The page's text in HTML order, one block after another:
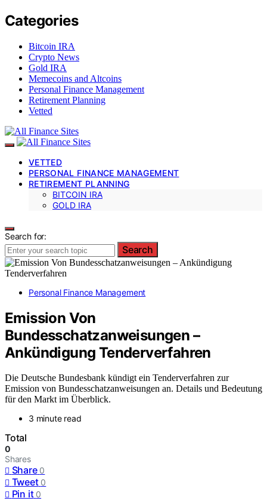
Categories
Bitcoin IRA
Crypto News
Gold IRA
Memecoins and Altcoins
Personal Finance Management
Retirement Planning
Vetted
VETTED
PERSONAL FINANCE MANAGEMENT
RETIREMENT PLANNING
BITCOIN IRA
GOLD IRA
Search for:
Search
Personal Finance Management
Emission Von
Bundesschatzanweisungen –
Ankündigung Tenderverfahren
Die Deutsche Bundesbank kündigt ein Tenderverfahren zur
Emission von Bundesschatzanweisungen an. Details und Bedeutung
für den Markt im Überblick.
3 minute read
Total
0
Shares
Share 0
Tweet 0
Pin it 0